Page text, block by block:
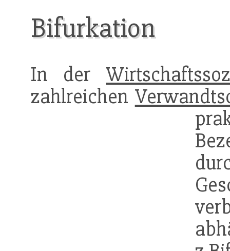
Bifurkation
In der
zahlreichen